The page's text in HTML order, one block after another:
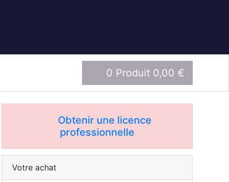
0 Produit 0,00 €
Obtenir une licence
professionnelle
Votre achat